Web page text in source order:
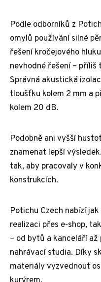
Podle odborníků z
omylů používání silné
řešení kročejového
nevhodné řešení – příliš
Správná akustická
tloušťku kolem 2 mm a
kolem 20 dB.
Podobně ani vyšší
znamenat lepší
tak, aby pracovaly v
konstrukcích.
Potichu Czech nabízí
realizaci přes e-shop,
– od bytů a kanceláří až
nahrávací studia. Díky
materiály vyzvednout